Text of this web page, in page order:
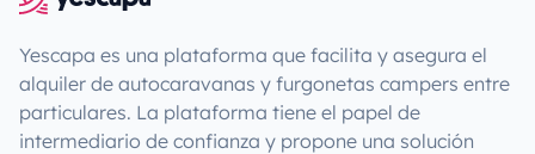
Yescapa es una plataforma que facilita y asegura el
alquiler de autocaravanas y furgonetas campers entre
particulares. La plataforma tiene el papel de
intermediario de confianza y propone una solución